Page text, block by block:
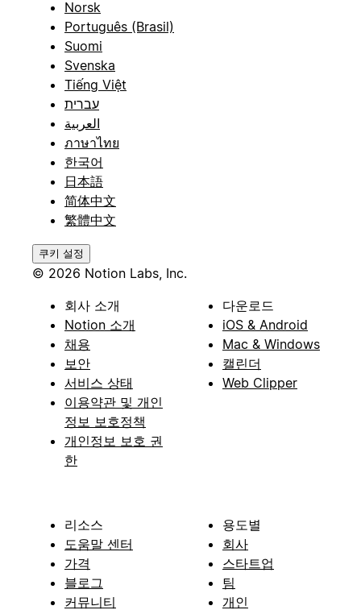
Norsk
Português (Brasil)
Suomi
Svenska
Tiếng Việt
עברית
العربية
ภาษาไทย
한국어
日本語
简体中文
繁體中文
쿠키 설정
© 2026 Notion Labs, Inc.
회사 소개
Notion 소개
채용
보안
서비스 상태
이용약관 및 개인
정보 보호정책
개인정보 보호 권
한
다운로드
iOS & Android
Mac & Windows
캘린더
Web Clipper
리소스
도움말 센터
가격
블로그
커뮤니티
용도별
회사
스타트업
팀
개인